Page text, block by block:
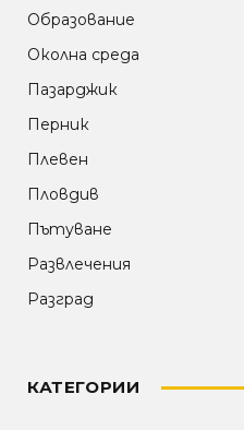
Образование
Околна среда
Пазарджик
Перник
Плевен
Пловдив
Пътуване
Развлечения
Разград
КАТЕГОРИИ